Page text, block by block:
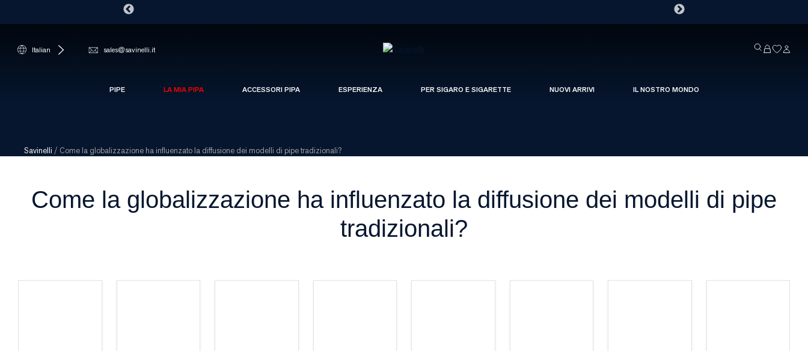
Italian sales@savinelli.it
PIPE LA MIA PIPA ACCESSORI PIPA ESPERIENZA PER SIGARO E SIGARETTE NUOVI ARRIVI IL NOSTRO MONDO
Savinelli / Come la globalizzazione ha influenzato la diffusione dei modelli di pipe tradizionali?
Come la globalizzazione ha influenzato la diffusione dei modelli di pipe
tradizionali?